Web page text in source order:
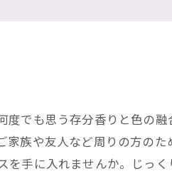
でも思う存分香りと色の
族や友人など周りの方の
手に入れませんか。じっ